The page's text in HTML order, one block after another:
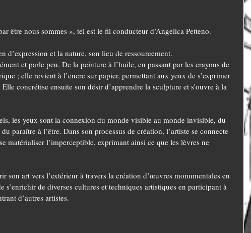
être nous sommes », tel est le fil conducteur d’Angelica Petteno.
d’expression et la nature, son lieu de ressourcement.
et parle peu. De la peinture à l’huile, en passant par les crayons de
; elle revient à l’encre sur papier, permettant aux yeux de s’exprimer
concrétise ensuite son désir d’apprendre la sculpture et s’ouvre à la
les yeux sont la connexion du monde visible au monde invisible, du
paraître à l’être. Dans son processus de création, l’artiste se connecte
matérialiser l’imperceptible, exprimant ainsi ce que les lèvres ne
son art vers l’extérieur à travers la création d’œuvres monumentales en
s’enrichir de diverses cultures et techniques artistiques en participant à
d’autres artistes.